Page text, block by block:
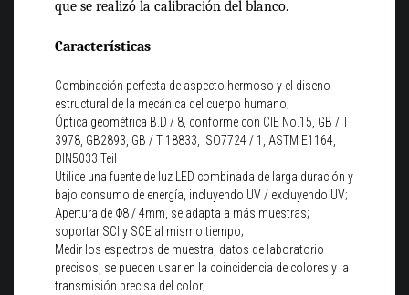
que se realizó la calibración del blanco.
Características
Combinación perfecta de aspecto hermoso y el diseno
estructural de la mecánica del cuerpo humano;
Óptica geométrica B.D / 8, conforme con CIE No.15, GB / T
3978, GB2893, GB / T 18833, ISO7724 / 1, ASTM E1164,
DIN5033 Teil
Utilice una fuente de luz LED combinada de larga duración y
bajo consumo de energía, incluyendo UV / excluyendo UV;
Apertura de Φ8 / 4mm, se adapta a más muestras;
soportar SCI y SCE al mismo tiempo;
Medir los espectros de muestra, datos de laboratorio
precisos, se pueden usar en la coincidencia de colores y la
transmisión precisa del color;